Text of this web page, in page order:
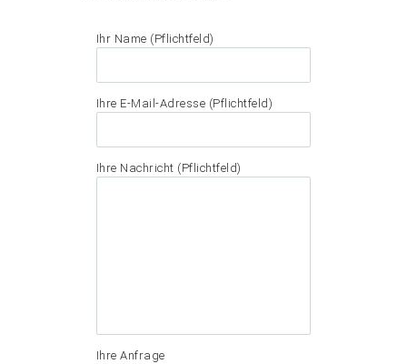
Ihr Name (Pflichtfeld)
Ihre E-Mail-Adresse (Pflichtfeld)
Ihre Nachricht (Pflichtfeld)
Ihre Anfrage